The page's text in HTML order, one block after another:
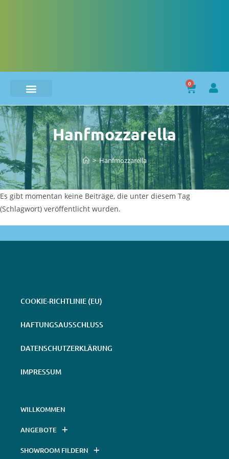
0
Hanfmozzarella
> Hanfmozzarella
Es gibt momentan keine Beiträge, die unter diesem Tag
(Schlagwort) veröffentlicht wurden.
COOKIE-RICHTLINIE (EU)
HAFTUNGSAUSSCHLUSS
DATENSCHUTZERKLÄRUNG
IMPRESSUM
WILLKOMMEN
ANGEBOTE
SHOWROOM FILDERN